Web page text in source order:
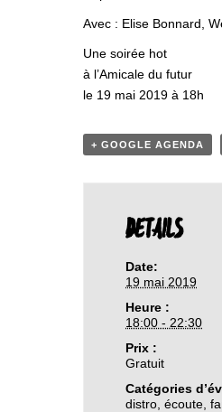
Avec : Elise Bonnard,
Une soirée hot
à l’Amicale du futur
le 19 mai 2019 à 18h
+ GOOGLE AGENDA
DETAILS
Date:
19 mai 2019
Heure :
18:00 - 22:30
Prix :
Gratuit
Catégories
distro ,écoute ,